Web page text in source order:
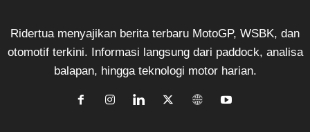
Ridertua menyajikan berita terbaru MotoGP, WSBK, dan
otomotif terkini. Informasi langsung dari paddock, analisa
balapan, hingga teknologi motor harian.